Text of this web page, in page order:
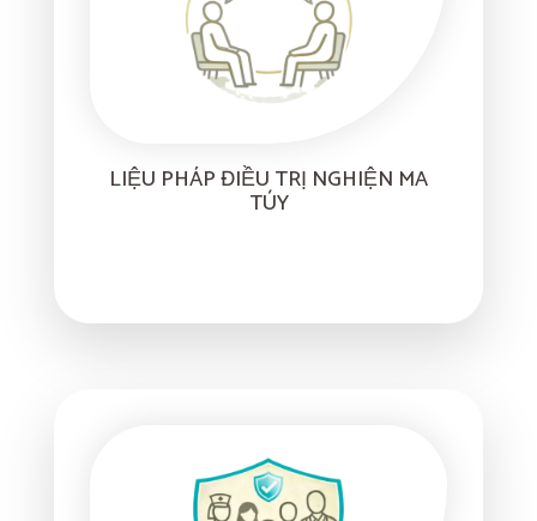
LIỆU PHÁP ĐIỀU TRỊ NGHIỆN MA
TÚY